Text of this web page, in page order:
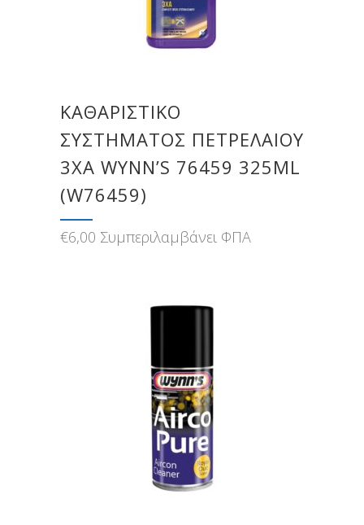
ΚΑΘΑΡΙΣΤΙΚΌ
ΣΥΣΤΉΜΑΤΟΣ ΠΕΤΡΕΛΑΊΟΥ
3XA WYNN’S 76459 325ML
(W76459)
€6,00 Συμπεριλαμβάνει ΦΠΑ